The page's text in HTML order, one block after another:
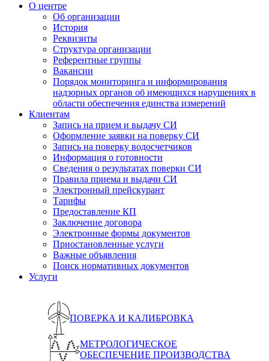
О центре
Об организации
История
Реквизиты
Структура организации
Референтные группы
Вакансии
Порядок мониторинга и информирования
надзорных органов об имеющихся нарушениях в
области обеспечения единства измерений
Клиентам
Запись на прием и выдачу СИ
Оформление заявки на поверку СИ
Запись на поверку водосчетчиков
Информация о готовности
Сведения о результатах поверки СИ
Правила приема и выдачи СИ
Электронный прейскурант
Тарифы
Предоставление КП
Заключение договора
Электронные формы документов
Приостановленные услуги
Важные объявления
Поиск нормативных документов
Услуги
ПОВЕРКА И КАЛИБРОВКА
МЕТРОЛОГИЧЕСКОЕ
ОБЕСПЕЧЕНИЕ ПРОИЗВОДСТВА